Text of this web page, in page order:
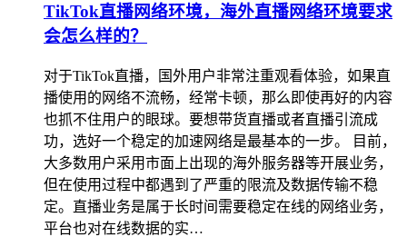
TikTok直播网络环境，海外直播网络环境要求
会怎么样的？
对于TikTok直播，国外用户非常注重观看体验，如果直
播使用的网络不流畅，经常卡顿，那么即使再好的内容
也抓不住用户的眼球。要想带货直播或者直播引流成
功，选好一个稳定的加速网络是最基本的一步。 目前，
大多数用户采用市面上出现的海外服务器等开展业务，
但在使用过程中都遇到了严重的限流及数据传输不稳
定。直播业务是属于长时间需要稳定在线的网络业务，
平台也对在线数据的实…